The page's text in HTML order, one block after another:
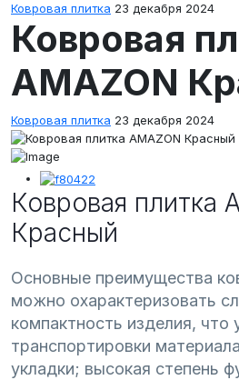
Ковровая плитка 23 декабря 2024
Ковровая
AMAZON
Ковровая плитка 23 декабря 2024
Ковровая плитка
Красный
Основные преимущества
можно охарактеризовать
компактность изделия,
транспортировки
укладки; высокая степень